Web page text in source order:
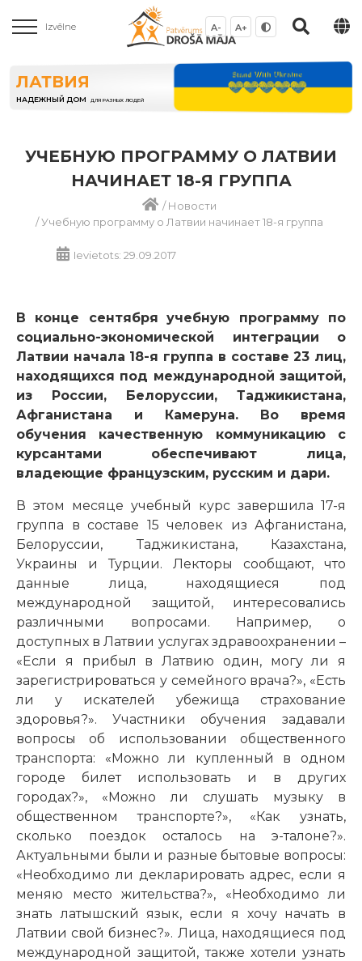
Izvēlne A- A+
ЛАТВИЯ
НАДЕЖНЫЙ ДОМ ДЛЯ РАЗНЫХ ЛЮДЕЙ
УЧЕБНУЮ ПРОГРАММУ О ЛАТВИИ
НАЧИНАЕТ 18-Я ГРУППА
/Новости
/Учебную программу о Латвии начинает 18-я группа
Ievietots: 29.09.2017
В конце сентября учебную программу по
социально-экономической интеграции о
Латвии начала 18-я группа в составе 23 лиц,
находящихся под международной защитой,
из России, Белоруссии, Таджикистана,
Афганистана и Камеруна. Во время
обучения качественную коммуникацию с
курсантами обеспечивают лица,
владеющие французским, русским и дари.
В этом месяце учебный курс завершила 17-я
группа в составе 15 человек из Афганистана,
Белоруссии, Таджикистана, Казахстана,
Украины и Турции. Лекторы сообщают, что
данные лица, находящиеся под
международной защитой, интересовались
различными вопросами. Например, о
доступных в Латвии услугах здравоохранении –
«Если я прибыл в Латвию один, могу ли я
зарегистрироваться у семейного врача?», «Есть
ли у искателей убежища страхование
здоровья?». Участники обучения задавали
вопросы об использовании общественного
транспорта: «Можно ли купленный в одном
городе билет использовать и в других
городах?», «Можно ли слушать музыку в
общественном транспорте?», «Как узнать,
сколько поездок осталось на э-талоне?».
Актуальными были и разные бытовые вопросы:
«Необходимо ли декларировать адрес, если я
меняю место жительства?», «Необходимо ли
знать латышский язык, если я хочу начать в
Латвии свой бизнес?». Лица, находящиеся под
международной защитой, также хотели узнать